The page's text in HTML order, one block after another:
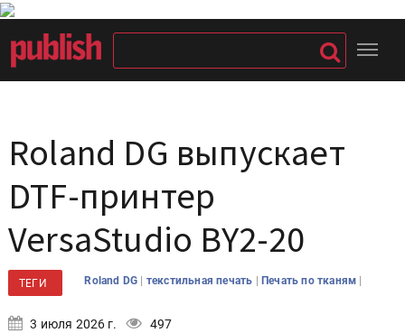
Roland DG выпускает
DTF-принтер
VersaStudio BY2-20
ТЕГИ Roland DG | текстильная печать |Печать по тканям |
3 июля 2026 г. 497